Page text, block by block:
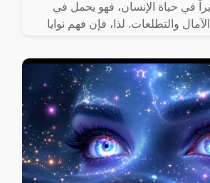
في حياة الإنسان، فهو يحمل في
والتطلعات. لذا، فإن فهم نوايا